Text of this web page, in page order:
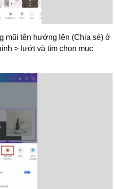
mũi tên hướng lên (Chia sẻ) ở
> lướt và tìm chọn mục